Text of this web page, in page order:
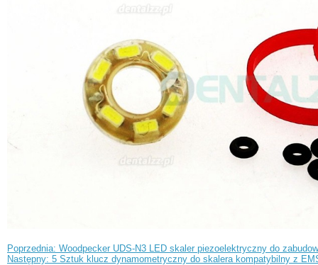
Poprzednia: Woodpecker UDS-N3 LED skaler piezoelektryczny do
Następny: 5 Sztuk klucz dynamometryczny do skalera kompatybilny z